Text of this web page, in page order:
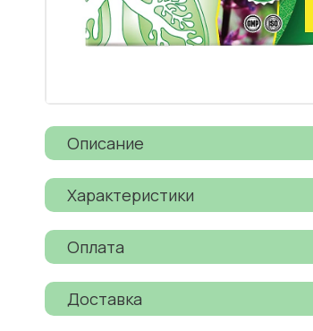
Описание
Характеристики
Оплата
Доставка